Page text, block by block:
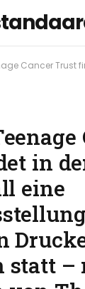
Albert Hall eine Kunstausstellung mit signierten Drucken
in
eine
statt –